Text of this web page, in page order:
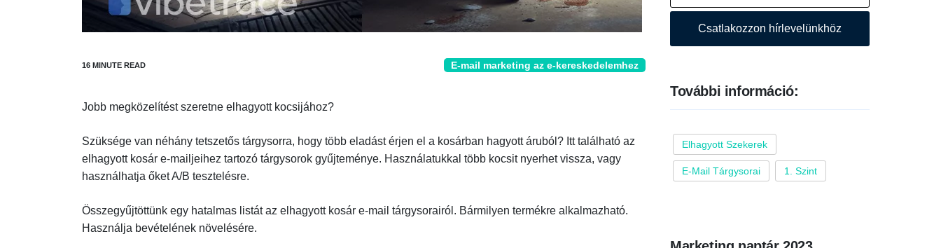
E-mail marketing az e-kereskedelemhez
Jobb megközelítést szeretne elhagyott kocsijához?
Szüksége van néhány tetszetős tárgysorra, hogy több eladást érjen el a kosárban hagyott áruból? Itt található az
elhagyott kosár e-mailjeihez tartozó tárgysorok gyűjteménye. Használatukkal több kocsit nyerhet vissza, vagy
használhatja őket A/B tesztelésre.
Összegyűjtöttünk egy hatalmas listát az elhagyott kosár e-mail tárgysorairól. Bármilyen termékre alkalmazható.
Használja bevételének növelésére.
Csatlakozzon hírlevelünkhöz
További információ:
Elhagyott Szekerek
E-Mail Tárgysorai 1. Szint